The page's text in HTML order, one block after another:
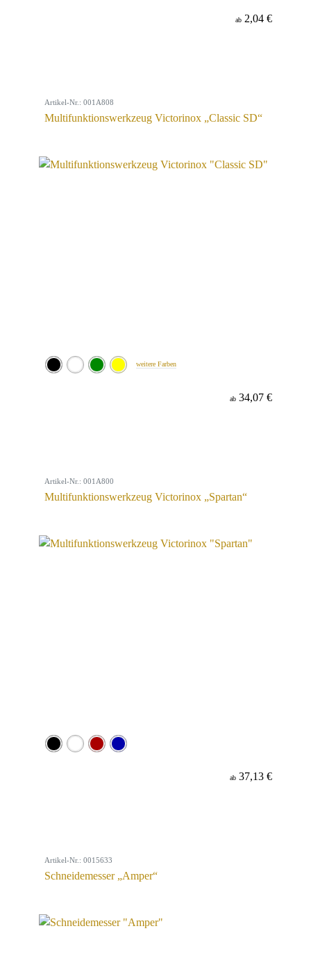
ab 2,04 €
Artikel-Nr.: 001A808
Multifunktionswerkzeug Victorinox „Classic SD“
weitere Farben
ab 34,07 €
Artikel-Nr.: 001A800
Multifunktionswerkzeug Victorinox „Spartan“
ab 37,13 €
Artikel-Nr.: 0015633
Schneidemesser „Amper“